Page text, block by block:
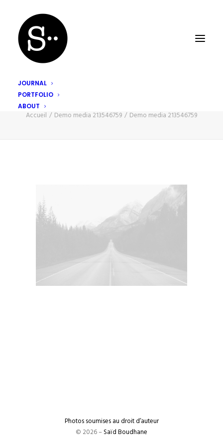
JOURNAL
PORTFOLIO
ABOUT
Accueil Demo media 213546759 Demo media 213546759
Photos soumises au droit d’auteur
© 2026 –Saïd Boudhane